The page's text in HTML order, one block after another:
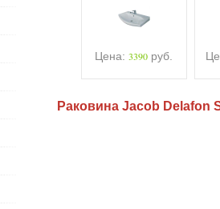
Цена: 3390 руб.
Раковина Jacob Delafon